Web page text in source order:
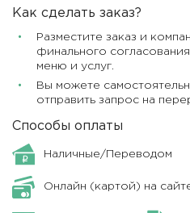
Как сделать заказ?
Разместите заказ и
финального
меню и услуг.
Вы можете
отправить запрос на
Способы оплаты
Наличные/Переводом
Онлайн (картой) на